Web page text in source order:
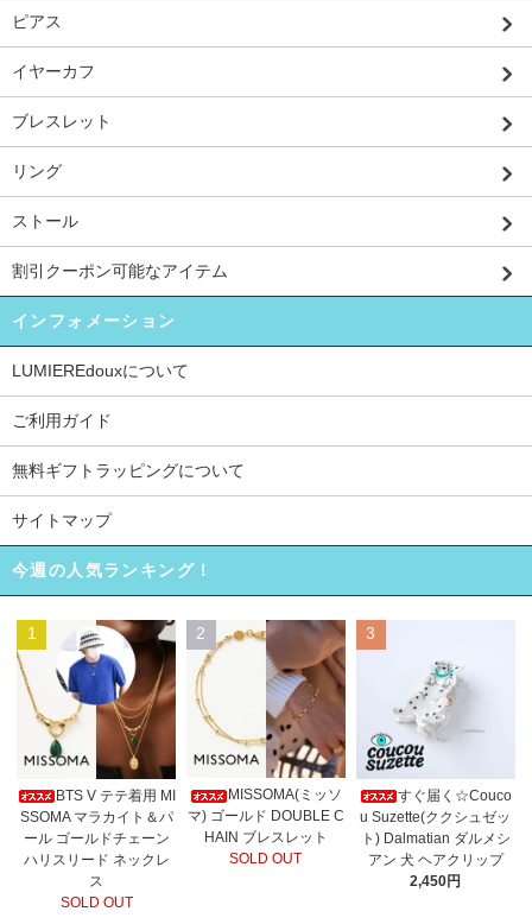
ピアス
イヤーカフ
ブレスレット
リング
ストール
割引クーポン可能なアイテム
インフォメーション
LUMIEREdouxについて
ご利用ガイド
無料ギフトラッピングについて
サイトマップ
今週の人気ランキング！
1
BTS V テテ着用 MI
SSOMA マラカイト＆パ
ール ゴールドチェーン
ハリスリード ネックレ
ス
SOLD OUT
2
MISSOMA(ミッソ
マ) ゴールド DOUBLE C
HAIN ブレスレット
SOLD OUT
3
すぐ届く☆Couco
u Suzette(ククシュゼッ
ト) Dalmatian ダルメシ
アン 犬 ヘアクリップ
2,450円